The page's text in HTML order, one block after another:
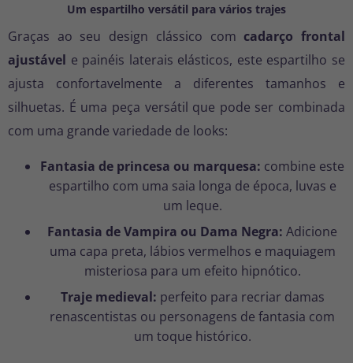
Um espartilho versátil para vários trajes
Graças ao seu design clássico com cadarço frontal
ajustável e painéis laterais elásticos, este espartilho se
ajusta confortavelmente a diferentes tamanhos e
silhuetas. É uma peça versátil que pode ser combinada
com uma grande variedade de looks:
Fantasia de princesa ou marquesa: combine este
espartilho com uma saia longa de época, luvas e
um leque.
Fantasia de Vampira ou Dama Negra: Adicione
uma capa preta, lábios vermelhos e maquiagem
misteriosa para um efeito hipnótico.
Traje medieval: perfeito para recriar damas
renascentistas ou personagens de fantasia com
um toque histórico.